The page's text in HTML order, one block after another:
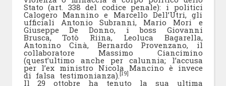
Stato (art. 338 del codice penale): i politici
Calogero Mannino e Marcello Dell’Utri, gli
ufficiali Antonio Subranni, Mario Mori e
Giuseppe De Donno, i boss Giovanni
Brusca, Totò Riina, Leoluca Bagarella,
Antonino Cinà, Bernardo Provenzano, il
collaboratore Massimo Ciancimino
(quest’ultimo anche per calunnia; l’accusa
per l’ex ministro Nicola Mancino è invece
di falsa testimonianza). [19]
Il 29 ottobre ha tenuto la sua ultima